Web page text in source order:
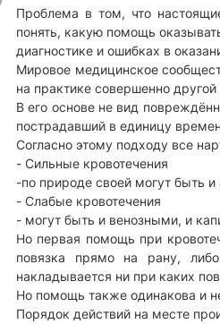
Проблема в том, что
понять, какую помощь
диагностике и ошибках в
Мировое медицинское
на практике совершенно
В его основе не вид
пострадавший в единицу
Согласно этому подходу все
- Сильные кровотечения
-по природе своей могут быть
- Слабые кровотечения
- могут быть и венозными, и
Но первая помощь при
повязка прямо на рану,
накладывается ни при каких
Но помощь также одинакова и
Порядок действий на месте